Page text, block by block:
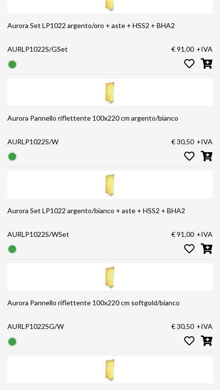
Aurora Set LP1022 argento/oro + aste + HSS2 + BHA2
AURLP1022S/GSet € 91,00 +IVA
Aurora Pannello riflettente 100x220 cm argento/bianco
AURLP1022S/W € 30,50 +IVA
Aurora Set LP1022 argento/bianco + aste + HSS2 + BHA2
AURLP1022S/WSet € 91,00 +IVA
Aurora Pannello riflettente 100x220 cm softgold/bianco
AURLP1022SG/W € 30,50 +IVA